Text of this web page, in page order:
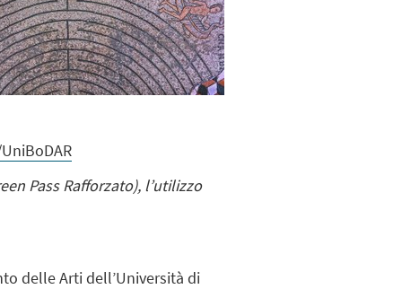
Pass Rafforzato), l’utilizzo
delle Arti dell’Università di